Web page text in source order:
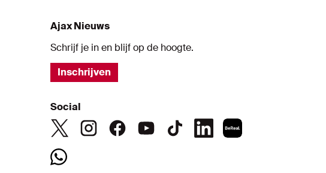
Ajax Nieuws
Schrijf je in en blijf op de hoogte.
Inschrijven
Social